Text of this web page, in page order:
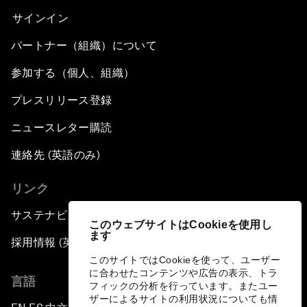
このウェブサイトはCookieを使用し
ます
このサイトではCookieを使って、ユーザー
に合わせたコンテンツや広告の表示、トラ
フィックの分析を行っています。またユー
ザーによるサイトの利用状況についても情
サインイン
パートナー（組織）について
参加する（個人、組織）
プレスリリース登録
ニュースレター購読
連絡先 (英語のみ)
リンク
サステナビリティへの取り組み
採用情報 (英語のみ)
言語